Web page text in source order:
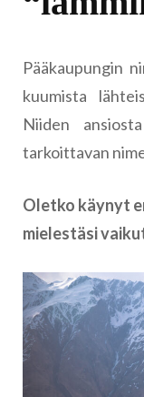
Pääkaupungin
kuumista
Niiden
tarkoittavan
Oletko käynyt
mielestäsi